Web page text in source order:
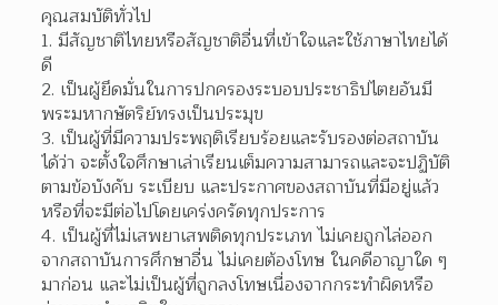
คุณสมบัติทั่วไป
มีสัญชาติไทยหรือสัญชาติอื่นที่เข้าใจและใช้ภาษาไทยได้
ดี
เป็นผู้ยึดมั่นในการปกครองระบอบประชาธิปไตยอันมี
พระมหากษัตริย์ทรงเป็นประมุข
เป็นผู้ที่มีความประพฤติเรียบร้อยและรับรองต่อสถาบัน
ได้ว่า จะตั้งใจศึกษาเล่าเรียนเต็มความสามารถและจะปฏิบัติ
ตามข้อบังคับ ระเบียบ และประกาศของสถาบันที่มีอยู่แล้ว
หรือที่จะมีต่อไปโดยเคร่งครัดทุกประการ
เป็นผู้ที่ไม่เสพยาเสพติดทุกประเภท ไม่เคยถูกไล่ออก
จากสถาบันการศึกษาอื่น ไม่เคยต้องโทษ ในคดีอาญาใด ๆ
มาก่อน และไม่เป็นผู้ที่ถูกลงโทษเนื่องจากกระทำผิดหรือ